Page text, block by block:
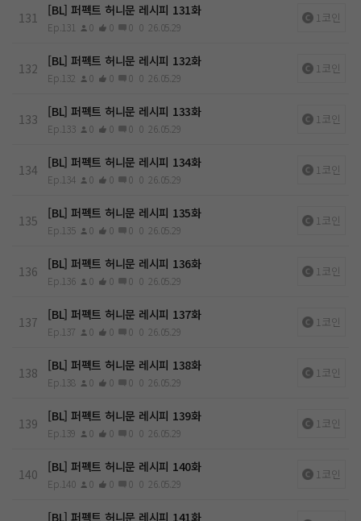
131 [BL] 퍼펙트 허니문 레시피 131화
Ep.131 0 0 0 0 26.05.29
1코인
132 [BL] 퍼펙트 허니문 레시피 132화
Ep.132 0 0 0 0 26.05.29
1코인
133 [BL] 퍼펙트 허니문 레시피 133화
Ep.133 0 0 0 0 26.05.29
1코인
134 [BL] 퍼펙트 허니문 레시피 134화
Ep.134 0 0 0 0 26.05.29
1코인
135 [BL] 퍼펙트 허니문 레시피 135화
Ep.135 0 0 0 0 26.05.29
1코인
136 [BL] 퍼펙트 허니문 레시피 136화
Ep.136 0 0 0 0 26.05.29
1코인
137 [BL] 퍼펙트 허니문 레시피 137화
Ep.137 0 0 0 0 26.05.29
1코인
138 [BL] 퍼펙트 허니문 레시피 138화
Ep.138 0 0 0 0 26.05.29
1코인
139 [BL] 퍼펙트 허니문 레시피 139화
Ep.139 0 0 0 0 26.05.29
1코인
140 [BL] 퍼펙트 허니문 레시피 140화
Ep.140 0 0 0 0 26.05.29
1코인
[BL] 퍼펙트 허니문 레시피 141화